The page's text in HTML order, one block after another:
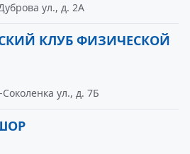
ул., д. 2А
КЛУБ ФИЗИЧЕСКОЙ
ул., д. 7Б